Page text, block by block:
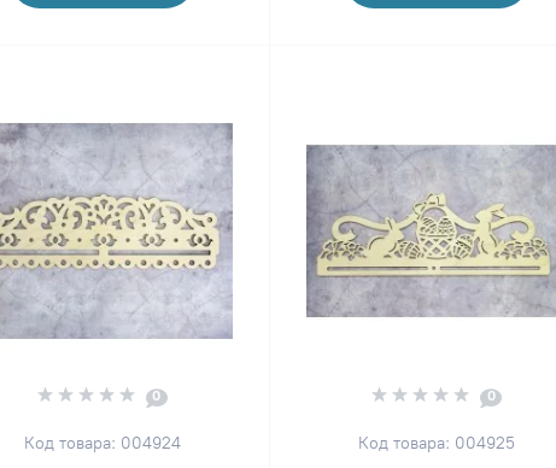
0
Код товара: 004924
0
Код товара: 004925